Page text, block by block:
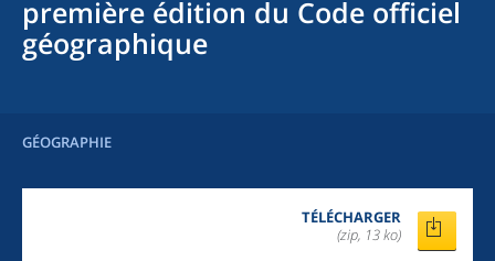
première édition du Code officiel
géographique
GÉOGRAPHIE
TÉLÉCHARGER
(zip, 13 ko)